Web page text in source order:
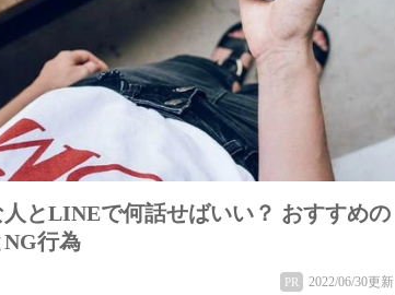
とLINEで何話せばいい？ おすすめの
行為
PR 2022/06/30更新